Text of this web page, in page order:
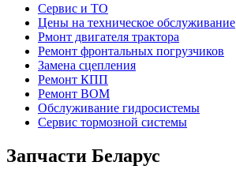
Сервис и ТО
Цены на техническое обслуживание
Рмонт двигателя трактора
Ремонт фронтальных погрузчиков
Замена сцепления
Ремонт КПП
Ремонт ВОМ
Обслуживание гидросистемы
Сервис тормозной системы
Запчасти Беларус